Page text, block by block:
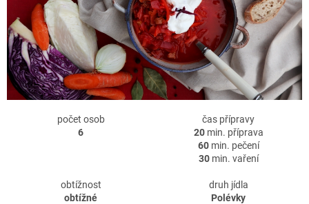
počet osob
6
čas přípravy
20min. příprava
60min. pečení
30min. vaření
obtížnost
obtížné
druh jídla
Polévky